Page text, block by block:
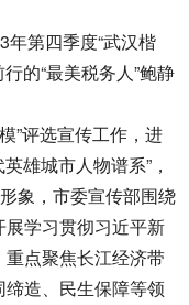
第四季度“武汉楷
的“最美税务人”鲍静
”评选宣传工作，进
雄城市人物谱系”，
象，市委宣传部围绕
学习贯彻习近平新
点聚焦长江经济带
造、民生保障等领